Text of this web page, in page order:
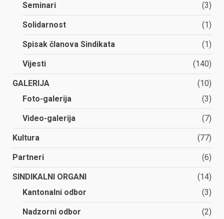
Seminari (3)
Solidarnost (1)
Spisak članova Sindikata (1)
Vijesti (140)
GALERIJA
(10)
Foto-galerija
(3)
Video-galerija (7)
Kultura (77)
Partneri (6)
SINDIKALNI ORGANI
(14)
Kantonalni odbor
(3)
Nadzorni odbor (2)